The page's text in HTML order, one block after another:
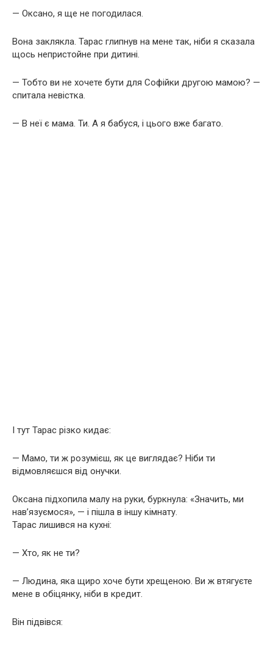
— Оксано, я ще не погодилася.
Вона заклякла. Тарас глипнув на мене так, ніби я сказала
щось непристойне при дитині.
— Тобто ви не хочете бути для Софійки другою мамою? —
спитала невістка.
— В неї є мама. Ти. А я бабуся, і цього вже багато.
І тут Тарас різко кидає:
— Мамо, ти ж розумієш, як це виглядає? Ніби ти
відмовляєшся від онучки.
Оксана підхопила малу на руки, буркнула: «Значить, ми
нав’язуємося», — і пішла в іншу кімнату.
Тарас лишився на кухні:
— Хто, як не ти?
— Людина, яка щиро хоче бути хрещеною. Ви ж втягуєте
мене в обіцянку, ніби в кредит.
Він підвівся: